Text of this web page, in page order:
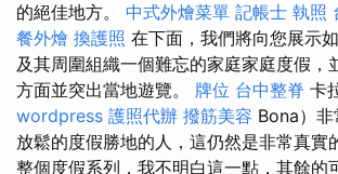
的絕佳地方。 中式外燴菜單 記帳士 執照
餐外燴 換護照 在下面，我們將向您展示
及其周圍組織一個難忘的家庭家庭度假，
方面並突出當地遊覽。 牌位 台中整脊 卡
wordpress 護照代辦 撥筋美容 Bona）
放鬆的度假勝地的人，這仍然是非常真實
整個度假系列，我不明白這一點，其餘的